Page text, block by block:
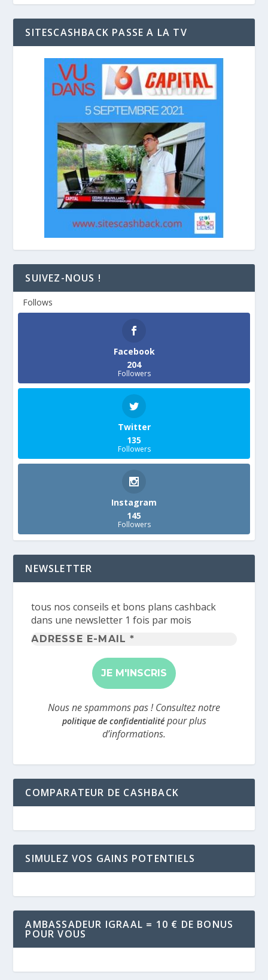
SITESCASHBACK PASSE A LA TV
SUIVEZ-NOUS !
Follows
Facebook
204
Followers
Twitter
135
Followers
Instagram
145
Followers
NEWSLETTER
tous nos conseils et bons plans cashback
dans une newsletter 1 fois par mois
Adresse
mail
*
Nous ne spammons pas ! Consultez notre
politique de confidentialitépour plus
d’informations.
COMPARATEUR DE CASHBACK
SIMULEZ VOS GAINS POTENTIELS
AMBASSADEUR IGRAAL = 10 € DE BONUS
POUR VOUS